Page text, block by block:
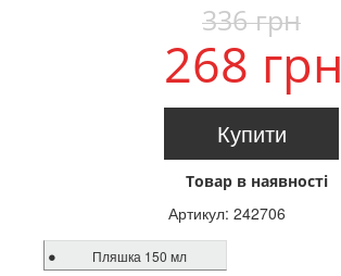
336 грн
268 грн
Купити
Товар в наявності
Артикул: 242706
Пляшка 150 мл